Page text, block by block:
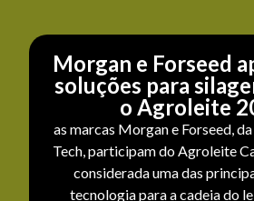
Morgan e Forseed
soluções para
o Agroleite
as marcas Morgan e Forseed,
Tech, participam do Agroleite
considerada uma das
tecnologia para a cadeia do